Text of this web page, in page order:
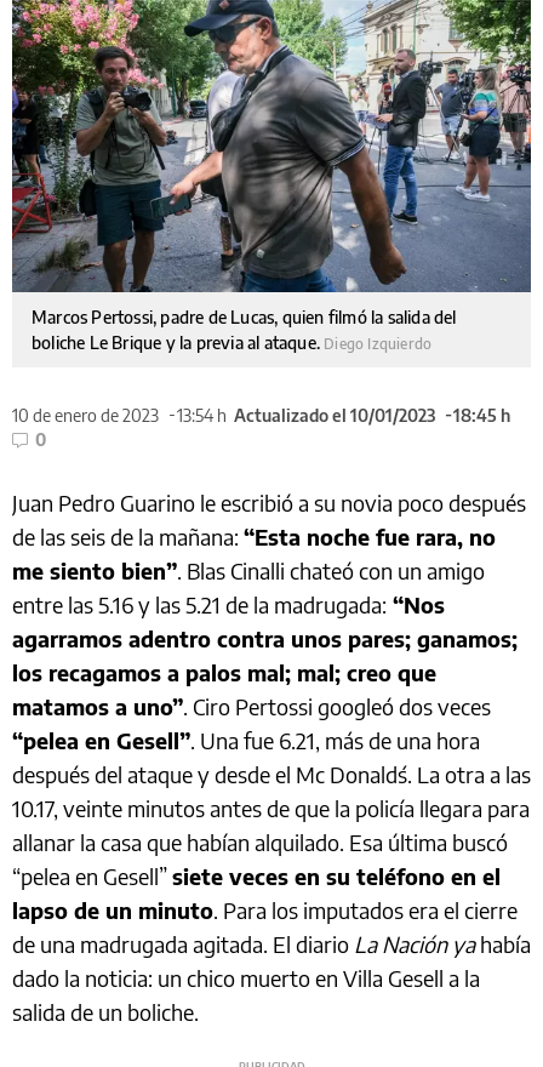
Marcos Pertossi, padre de Lucas, quien filmó la salida del
boliche Le Brique y la previa al ataque. Diego Izquierdo
10 de enero de 2023 13:54 h Actualizado el 10/01/2023
18:45 h
0
Juan Pedro Guarino le escribió a su novia poco después
de las seis de la mañana: “Esta noche fue rara, no
me siento bien”. Blas Cinalli chateó con un amigo
entre las 5.16 y las 5.21 de la madrugada: “Nos
agarramos adentro contra unos pares; ganamos;
los recagamos a palos mal; mal; creo que
matamos a uno”. Ciro Pertossi googleó dos veces
“pelea en Gesell”. Una fue 6.21, más de una hora
después del ataque y desde el Mc Donald´s. La otra a las
10.17, veinte minutos antes de que la policía llegara para
allanar la casa que habían alquilado. Esa última buscó
“pelea en Gesell”siete veces en su teléfono en el
lapso de un minuto. Para los imputados era el cierre
de una madrugada agitada. El diario La Nación yahabía
dado la noticia: un chico muerto en Villa Gesell a la
salida de un boliche.